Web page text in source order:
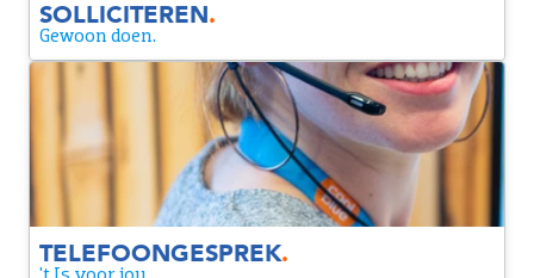
SOLLICITEREN.
Gewoon doen.
TELEFOONGESPREK.
't Is voor jou.
TELEFOONGESPREK
We willen je iets beter leren kennen tijdens een
telefoongesprek. Tijdens dit gesprek vragen we naar je
motivatie voor Coolblue en de functie.